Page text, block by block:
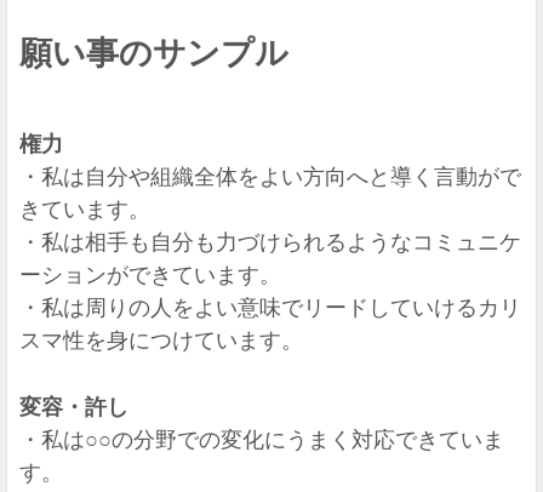
願い事のサンプル
権力
・私は自分や組織全体をよい方向へと導く言動がで
きています。
・私は相手も自分も力づけられるようなコミュニケ
ーションができています。
・私は周りの人をよい意味でリードしていけるカリ
スマ性を身につけています。
変容・許し
・私は○○の分野での変化にうまく対応できていま
す。